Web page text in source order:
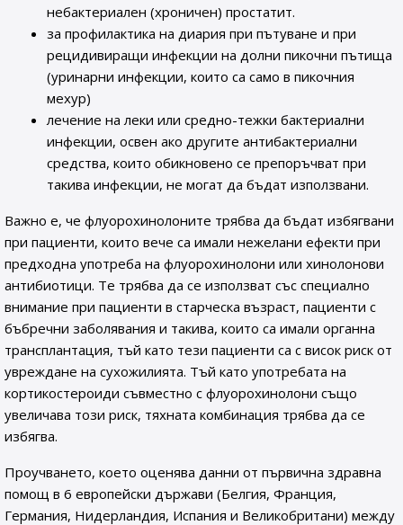
небактериален (хроничен) простатит.
за профилактика на диария при пътуване и при
рецидивиращи инфекции на долни пикочни пътища
(уринарни инфекции, които са само в пикочния
мехур)
лечение на леки или средно-тежки бактериални
инфекции, освен ако другите антибактериални
средства, които обикновено се препоръчват при
такива инфекции, не могат да бъдат използвани.
Важно е, че флуорохинолоните трябва да бъдат избягвани
при пациенти, които вече са имали нежелани ефекти при
предходна употреба на флуорохинолони или хинолонови
антибиотици. Те трябва да се използват със специално
внимание при пациенти в старческа възраст, пациенти с
бъбречни заболявания и такива, които са имали органна
трансплантация, тъй като тези пациенти са с висок риск от
увреждане на сухожилията. Тъй като употребата на
кортикостероиди съвместно с флуорохинолони също
увеличава този риск, тяхната комбинация трябва да се
избягва.
Проучването, което оценява данни от първична здравна
помощ в 6 европейски държави (Белгия, Франция,
Германия, Нидерландия, Испания и Великобритани) между